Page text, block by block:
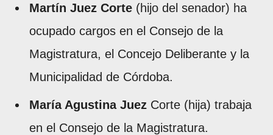
Martín Juez Corte (hijo del senador) ha
ocupado cargos en el Consejo de la
Magistratura, el Concejo Deliberante y la
Municipalidad de Córdoba.
María Agustina Juez Corte (hija) trabaja
en el Consejo de la Magistratura.